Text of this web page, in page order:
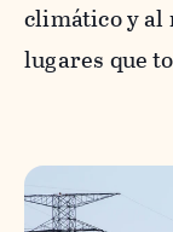
climático y al
lugares que